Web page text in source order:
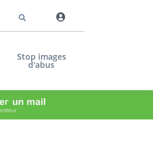
Stop images
d'abus